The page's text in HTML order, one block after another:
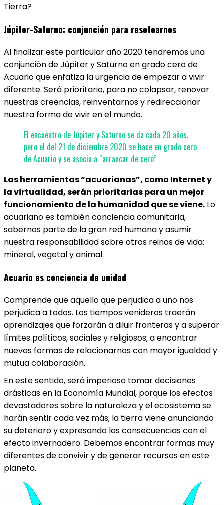
Tierra?
Júpiter-Saturno: conjunción para resetearnos
Al finalizar este particular año 2020 tendremos una
conjunción de Júpiter y Saturno en grado cero de
Acuario que enfatiza la urgencia de empezar a vivir
diferente. Será prioritario, para no colapsar, renovar
nuestras creencias, reinventarnos y redireccionar
nuestra forma de vivir en el mundo.
El encuentro de Júpiter y Saturno se da cada 20 años,
pero el del 21 de diciembre 2020 se hace en grado cero
de Acuario y se asocia a “arrancar de cero”
Las herramientas “acuarianas”, como Internet y
la virtualidad, serán prioritarias para un mejor
funcionamiento de la humanidad que se viene. Lo
acuariano es también conciencia comunitaria,
sabernos parte de la gran red humana y asumir
nuestra responsabilidad sobre otros reinos de vida:
mineral, vegetal y animal.
Acuario es conciencia de unidad
Comprende que aquello que perjudica a uno nos
perjudica a todos. Los tiempos venideros traerán
aprendizajes que forzarán a diluir fronteras y a superar
límites políticos, sociales y religiosos; a encontrar
nuevas formas de relacionarnos con mayor igualdad y
mutua colaboración.
En este sentido, será imperioso tomar decisiones
drásticas en la Economía Mundial, porque los efectos
devastadores sobre la naturaleza y el ecosistema se
harán sentir cada vez más; la tierra viene anunciando
su deterioro y expresando las consecuencias con el
efecto invernadero. Debemos encontrar formas muy
diferentes de convivir y de generar recursos en este
planeta.